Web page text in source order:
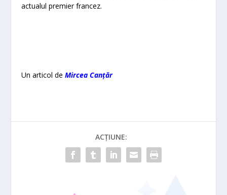
actualul premier francez.
Un articol deMircea Canțăr
ACȚIUNE: